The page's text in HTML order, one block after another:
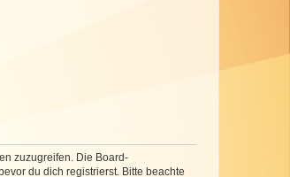
zuzugreifen. Die Board-
du dich registrierst. Bitte beachte